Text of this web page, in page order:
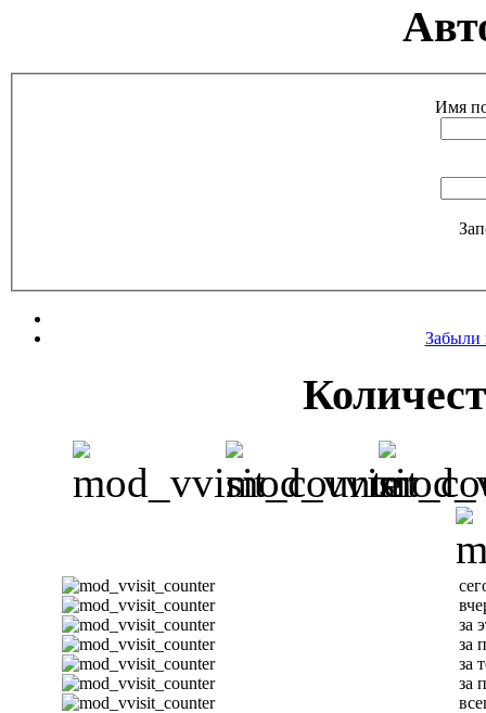
Имя
Забыли
за
за
за
за